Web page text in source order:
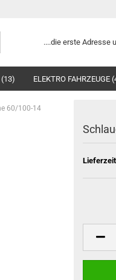
....die erste Adresse
(13) ELEKTRO FAHRZEUGE
60/100-14